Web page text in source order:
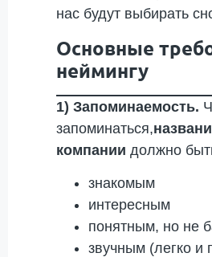
нас будут выбирать
Основные
неймингу
1) Запоминаемость.
запоминаться,
компании должно
знакомым
интересным
понятным, но не
звучным (легко и